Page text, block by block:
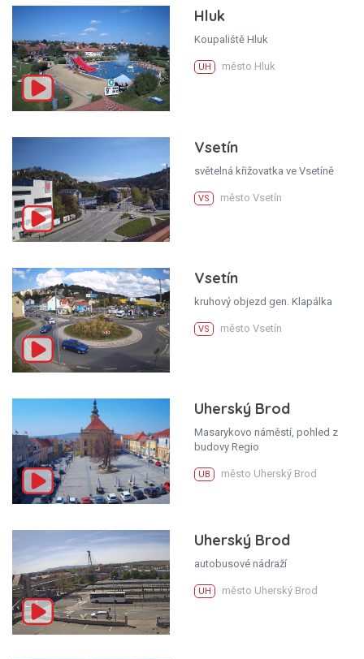
Hluk
Koupaliště Hluk
UH město Hluk
Vsetín
světelná křižovatka ve Vsetíně
VS město Vsetín
Vsetín
kruhový objezd gen. Klapálka
VS město Vsetín
Uherský Brod
Masarykovo náměstí, pohled z
budovy Regio
UB město Uherský Brod
Uherský Brod
autobusové nádraží
UH město Uherský Brod